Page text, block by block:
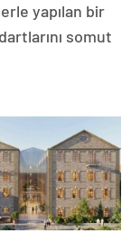
yapılan bir
somut